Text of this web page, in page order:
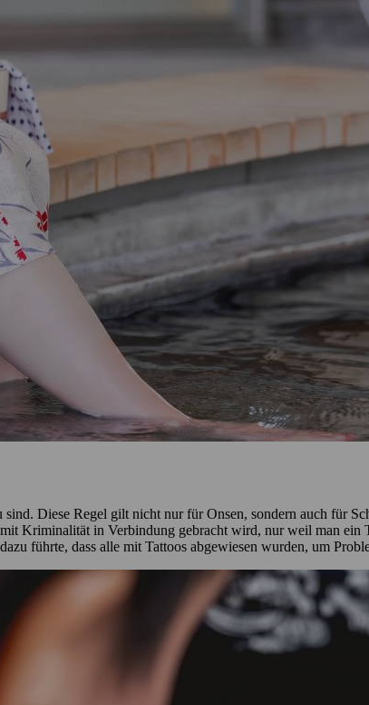
Diese Regel gilt nicht nur für Onsen, sondern auch für
Kriminalität in Verbindung gebracht wird, nur weil man ein
führte, dass alle mit Tattoos abgewiesen wurden, um